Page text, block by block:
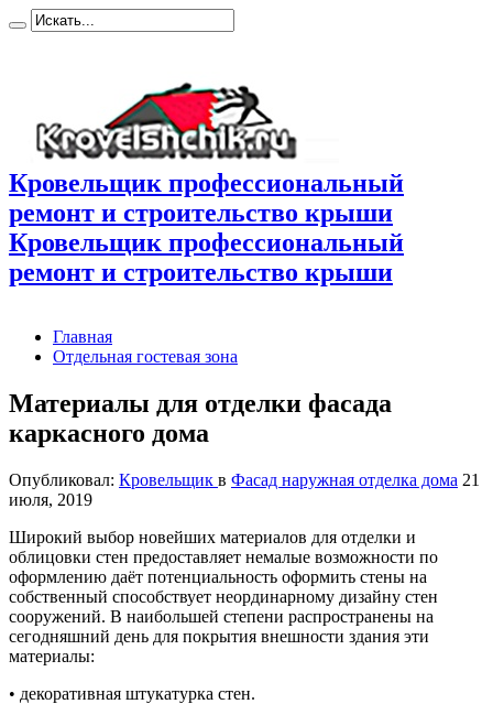
Кровельщик профессиональный
ремонт и строительство крыши
Кровельщик профессиональный
ремонт и строительство крыши
Главная
Отдельная гостевая зона
Материалы для отделки фасада
каркасного дома
Опубликовал: Кровельщик в Фасад наружная отделка дома 21
июля, 2019
Широкий выбор новейших материалов для отделки и
облицовки стен предоставляет немалые возможности по
оформлению даёт потенциальность оформить стены на
собственный способствует неординарному дизайну стен
сооружений. В наибольшей степени распространены на
сегодняшний день для покрытия внешности здания эти
материалы:
• декоративная штукатурка стен.